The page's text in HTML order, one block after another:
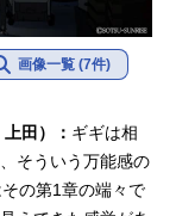
画像一覧 (7件)
田）： ギギは相
そういう万能感の
の第1章の端々で